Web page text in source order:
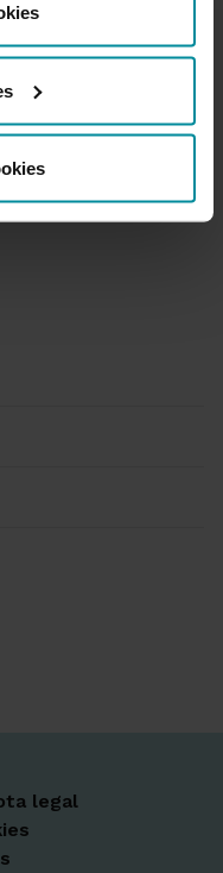
cualquier momento
.
legal